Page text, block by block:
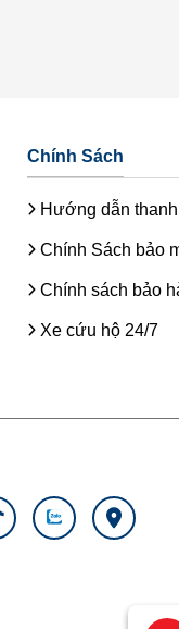
Chính Sách
Hướng dẫn
Chính Sách bảo
Chính sách bảo
Xe cứu hộ 24/7